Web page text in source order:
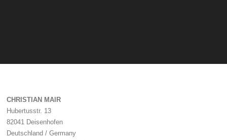
CHRISTIAN MAIR
Hubertusstr. 13
82041 Deisenhofen
Deutschland / Germany